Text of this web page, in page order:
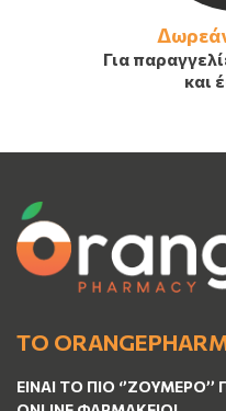
Για
και
ΤΟ
ΕΊΝΑΙ ΤO ΠΙΟ ‘’ΖΟΥΜΕΡΌ